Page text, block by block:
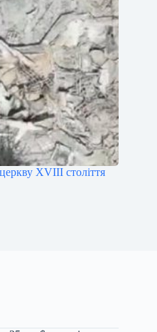
XVIII століття